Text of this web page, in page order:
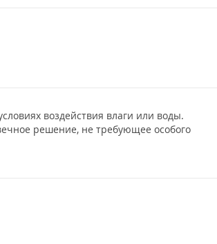
воздействия влаги или воды.
решение, не требующее особого